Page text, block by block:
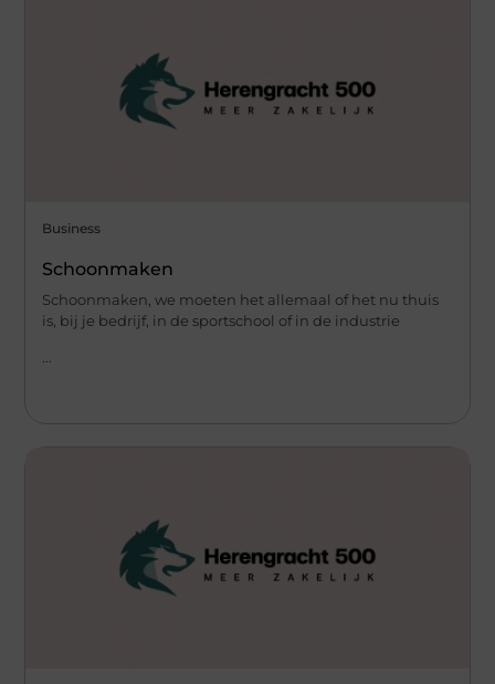
Business
Schoonmaken
Schoonmaken, we moeten het allemaal of het nu thuis
is, bij je bedrijf, in de sportschool of in de industrie